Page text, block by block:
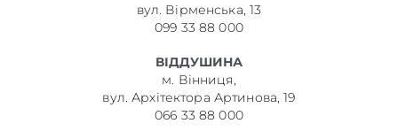
вул. Вірменська, 13
099 33 88 000
ВІДДУШИНА
м. Вінниця,
вул. Архітектора Артинова, 19
066 33 88 000